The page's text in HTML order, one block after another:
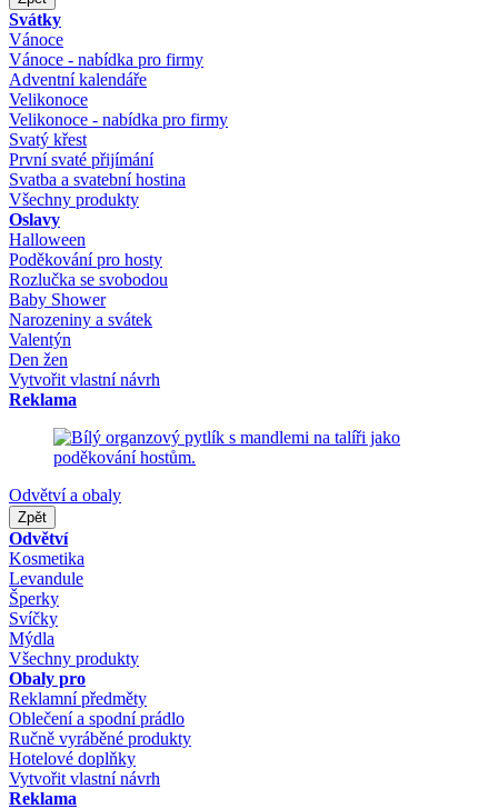
Svátky
Vánoce
Vánoce - nabídka pro firmy
Adventní kalendáře
Velikonoce
Velikonoce - nabídka pro firmy
Svatý křest
První svaté přijímání
Svatba a svatební hostina
Všechny produkty
Oslavy
Halloween
Poděkování pro hosty
Rozlučka se svobodou
Baby Shower
Narozeniny a svátek
Valentýn
Den žen
Vytvořit vlastní návrh
Reklama
Odvětví a obaly
Zpět
Odvětví
Kosmetika
Levandule
Šperky
Svíčky
Mýdla
Všechny produkty
Obaly pro
Reklamní předměty
Oblečení a spodní prádlo
Ručně vyráběné produkty
Hotelové doplňky
Vytvořit vlastní návrh
Reklama